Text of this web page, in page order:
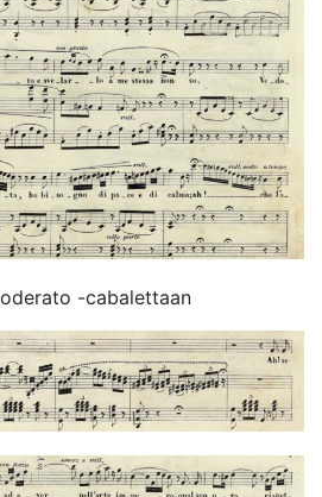
-cabalettaan